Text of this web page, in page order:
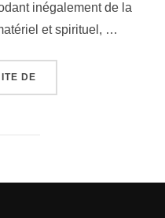
inégalement de la
et spirituel, …
DE